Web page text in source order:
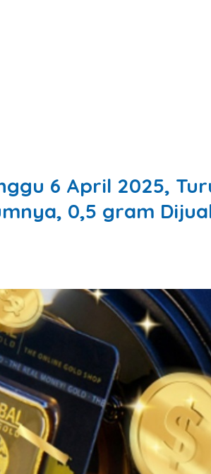
6 April 2025,
0,5 gram